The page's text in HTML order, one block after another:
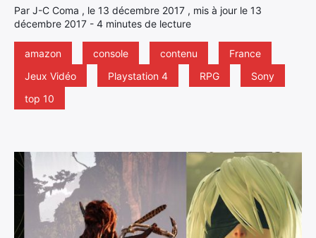
Par J-C Coma , le 13 décembre 2017 , mis à jour le 13
décembre 2017 - 4 minutes de lecture
amazon console contenu
France
Jeux Vidéo
Playstation 4 RPG
Sony
top 10